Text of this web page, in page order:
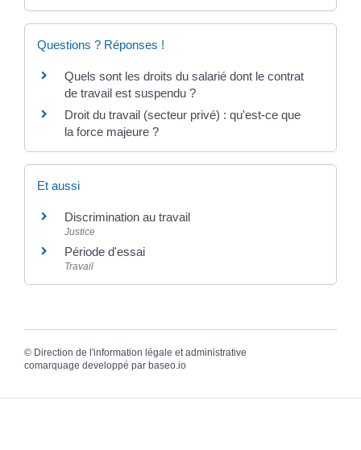
Questions ? Réponses !
Quels sont les droits du salarié dont le contrat
de travail est suspendu ?
Droit du travail (secteur privé) : qu'est-ce que
la force majeure ?
Et aussi
Discrimination au travail
Justice
Période d'essai
Travail
© Direction de l'information légale et administrative
comarquage developpé par baseo.io